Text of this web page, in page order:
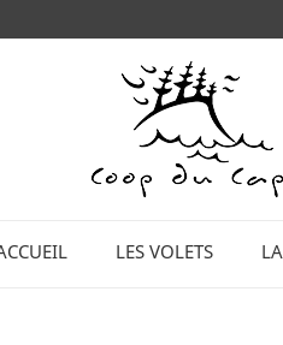
LES VOLETS